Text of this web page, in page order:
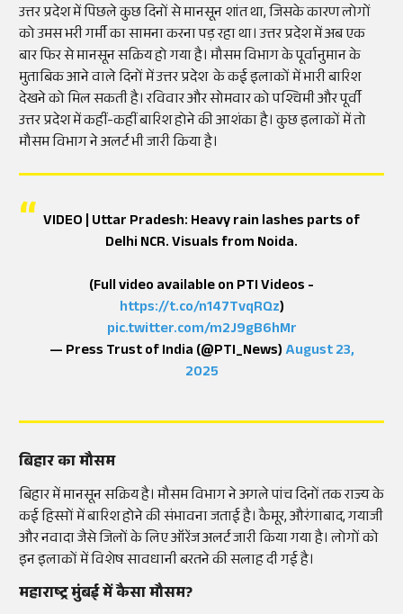
उत्तर प्रदेश में पिछले कुछ दिनों से मानसून शांत था, जिसके कारण लोगों
को उमस भरी गर्मी का सामना करना पड़ रहा था। उत्तर प्रदेश में अब एक
बार फिर से मानसून सक्रिय हो गया है। मौसम विभाग के पूर्वानुमान के
मुताबिक आने वाले दिनों में उत्तर प्रदेश के कई इलाकों में भारी बारिश
देखने को मिल सकती है। रविवार और सोमवार को पश्चिमी और पूर्वी
उत्तर प्रदेश में कहीं-कहीं बारिश होने की आशंका है। कुछ इलाकों में तो
मौसम विभाग ने अलर्ट भी जारी किया है।
VIDEO | Uttar Pradesh: Heavy rain lashes parts of
Delhi NCR. Visuals from Noida.
(Full video available on PTI Videos -
https://t.co/n147TvqRQz)
pic.twitter.com/m2J9gB6hMr
— Press Trust of India (@PTI_News)August 23,
2025
बिहार का मौसम
बिहार में मानसून सक्रिय है। मौसम विभाग ने अगले पांच दिनों तक राज्य के
कई हिस्सों में बारिश होने की संभावना जताई है। कैमूर, औरंगाबाद, गयाजी
और नवादा जैसे जिलों के लिए ऑरेंज अलर्ट जारी किया गया है। लोगों को
इन इलाकों में विशेष सावधानी बरतने की सलाह दी गई है।
महाराष्ट्र मुंबई में कैसा मौसम?